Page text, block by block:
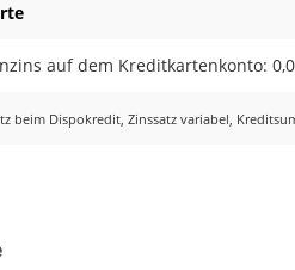
auf dem Kreditkartenkonto:
beim Dispokredit, Zinssatz variabel,